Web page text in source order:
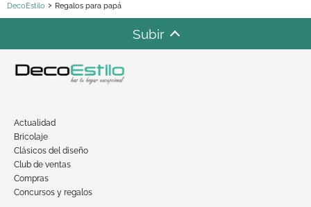
DecoEstilo Regalos para papá
Subir
Actualidad
Bricolaje
Clásicos del diseño
Club de ventas
Compras
Concursos y regalos